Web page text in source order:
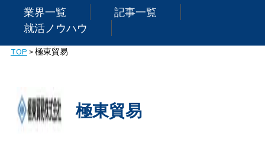
業界一覧
記事一覧
就活ノウハウ
TOP >極東貿易
極東貿易